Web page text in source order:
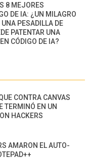
8 MEJORES
DE IA: ¿UN MILAGRO
PESADILLA DE
PATENTAR UNA
CÓDIGO DE IA?
CONTRA CANVAS
TERMINÓ EN UN
HACKERS
AMARON EL AUTO-